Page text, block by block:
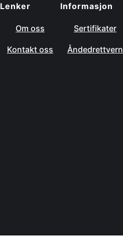
Lenker
Om oss
Kontakt oss
Informasjon
Sertifikater
Åndedrettvern